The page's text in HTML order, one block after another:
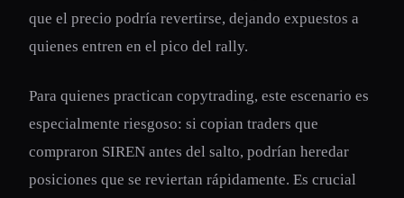
que el precio podría revertirse, dejando expuestos a
quienes entren en el pico del rally.
Para quienes practican copytrading, este escenario es
especialmente riesgoso: si copian traders que
compraron SIREN antes del salto, podrían heredar
posiciones que se reviertan rápidamente. Es crucial